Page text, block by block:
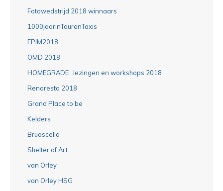
Fotowedstrijd 2018 winnaars
1000jaarinTourenTaxis
EPIM2018
OMD 2018
HOMEGRADE : lezingen en workshops 2018
Renoresto 2018
Grand Place to be
Kelders
Bruoscella
Shelter of Art
van Orley
van Orley HSG